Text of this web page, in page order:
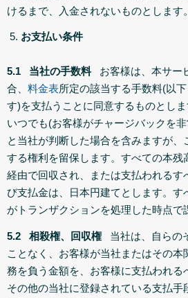
けるまで、入金されないものとします。
お支払い条件
5.1 当社の手数料 お客様は、本サー
合、 料金表所定の該当する手数料(以下
す)を支払うことに同意するものとし
いつでも(お客様がチャージバックを
と当社が判断した場合を含みますが、
する権利を留保します。すべての本残
経由で回収され、または支払われるす
び支払金は、日本円建てとします。す
がトランザクションを処理した時点で
5.2 相殺権、回収権 当社は、自らの
ことなく、お客様が当社またはその
務を負う金額を、お客様に支払われる
その他の当社に登録されている支払手